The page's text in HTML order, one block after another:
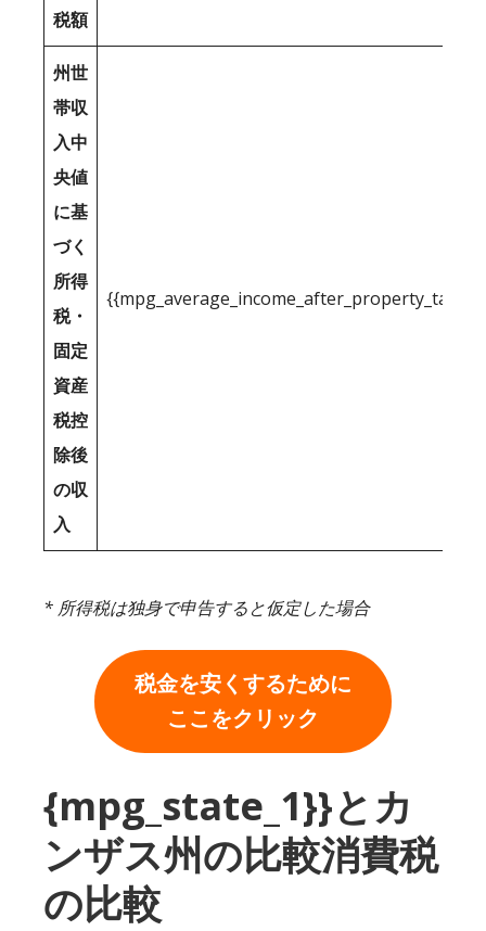
税額
州世
帯収
入中
央値
に基
づく
所得
税・
固定
資産
税控
除後
の収
入
* 所得税は独身で申告すると仮定した場合
税金を安くするために
ここをクリック
{mpg_state_1}}とカ
ンザス州の比較消費税
の比較